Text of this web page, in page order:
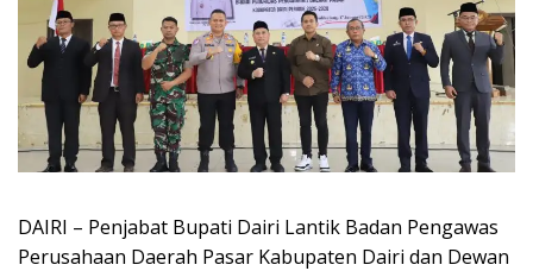
DAIRI – Penjabat Bupati Dairi Lantik Badan Pengawas
Perusahaan Daerah Pasar Kabupaten Dairi dan Dewan